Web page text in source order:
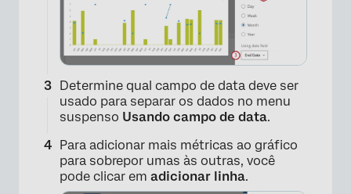
Determine qual campo de data deve ser
usado para separar os dados no menu
suspenso Usando campo de data.
Para adicionar mais métricas ao gráfico
para sobrepor umas às outras, você
pode clicar em adicionar linha.